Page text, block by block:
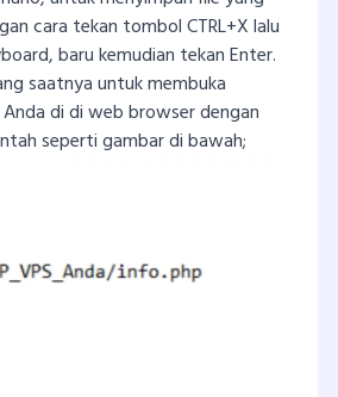
cara tekan tombol CTRL+X lalu
baru kemudian tekan Enter.
saatnya untuk membuka
Anda di di web browser dengan
seperti gambar di bawah;